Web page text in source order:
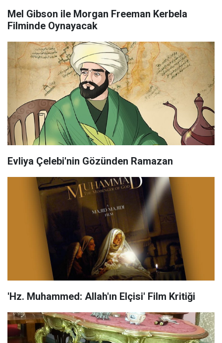
Mel Gibson ile Morgan Freeman Kerbela
Filminde Oynayacak
Evliya Çelebi'nin Gözünden Ramazan
'Hz. Muhammed: Allah'ın Elçisi' Film Kritiği